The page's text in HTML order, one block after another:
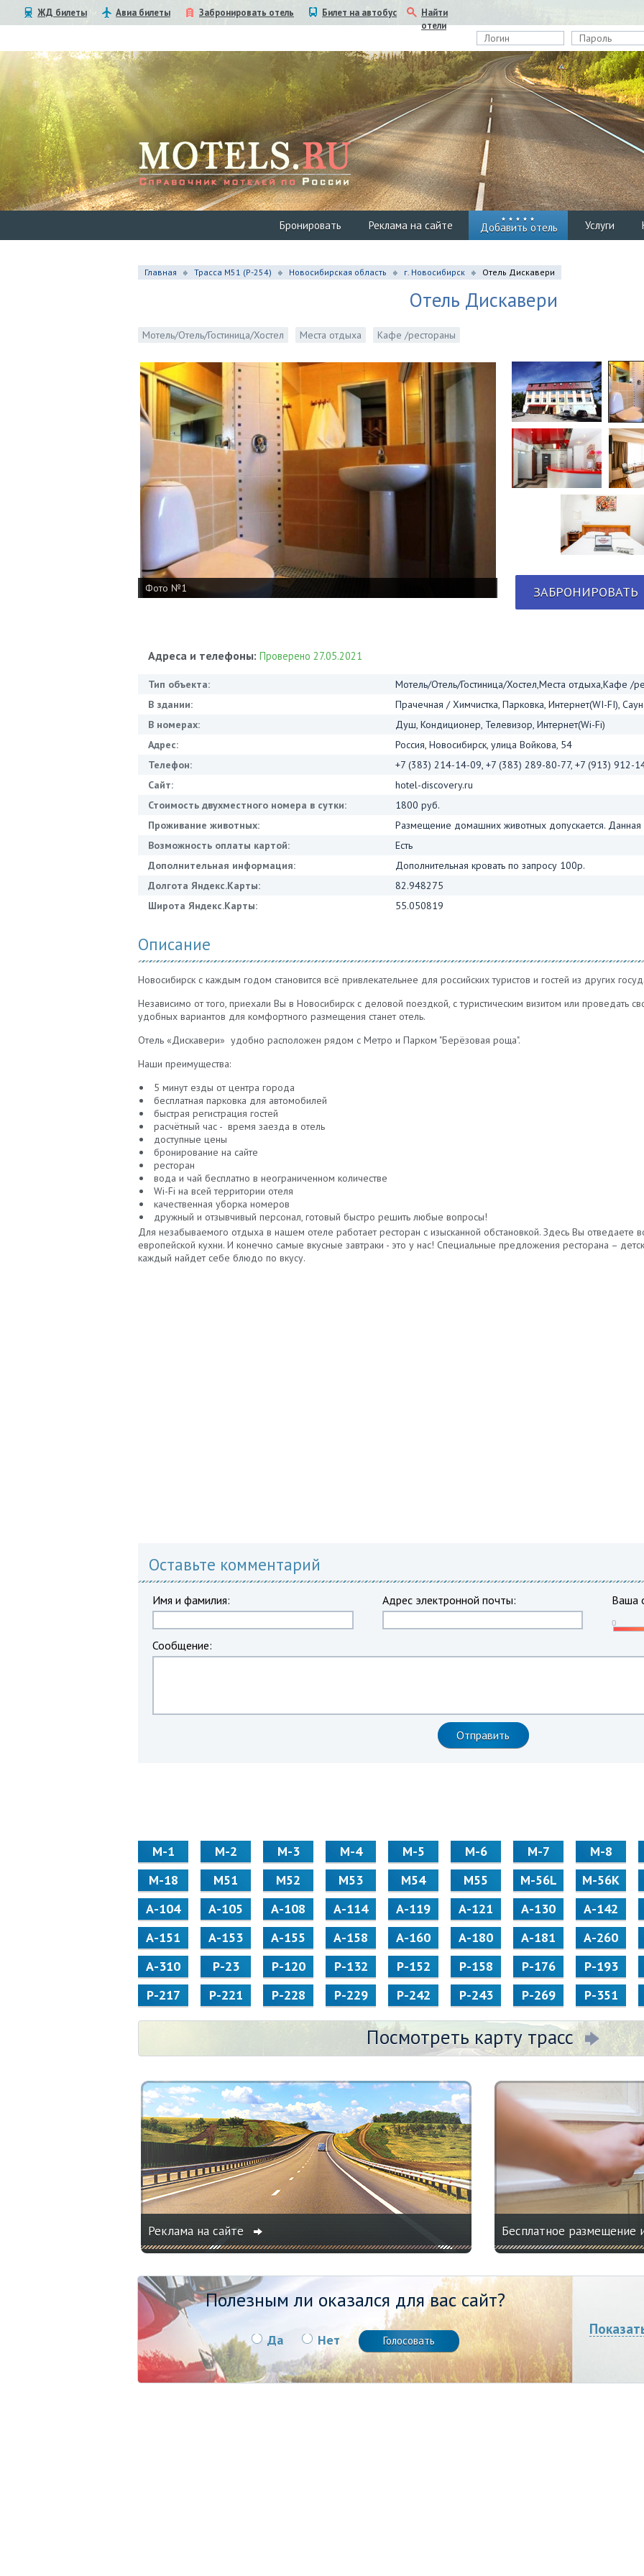
ЖД билеты Авиа билеты Забронировать отель Билет на автобус
Найти
отели
Бронировать Реклама на сайте Добавить отель Услуги
Главная Трасса М51 (P-254) Новосибирская область г. Новосибирск Отель Дискавери
Отель Дискавери
Мотель/Отель/Гостиница/Хостел Места отдыха Кафе /рестораны
Фото №1 ЗАБРОНИРОВАТЬ
Адреса и телефоны: Проверено 27.05.2021
Тип объекта:
Мотель/Отель/Гостиница/Хостел,Места отдыха,Кафе /
В здании:
Прачечная / Химчистка, Парковка, Интернет(WI-FI),
В номерах:
Душ, Кондиционер, Телевизор, Интернет(Wi-Fi)
Адрес:
Россия, Новосибирск, улица Войкова, 54
Телефон:
+7 (383) 214-14-09, +7 (383) 289-80-77, +7 (913) 912-
Сайт:
hotel-discovery.ru
Стоимость двухместного номера в сутки:
1800 руб.
Проживание животных:
Размещение домашних животных допускается. Данная
Возможность оплаты картой:
Есть
Дополнительная информация:
Дополнительная кровать по запросу 100р.
Долгота Яндекс.Карты:
82.948275
Широта Яндекс.Карты:
55.050819
Описание
Новосибирск с каждым годом становится всё привлекательнее для российских туристов и гостей из других
Независимо от того, приехали Вы в Новосибирск с деловой поездкой, с туристическим визитом или проведать
удобных вариантов для комфортного размещения станет отель.
Отель «Дискавери» удобно расположен рядом с Метро и Парком "Берёзовая роща".
Наши преимущества:
5 минут езды от центра города
бесплатная парковка для автомобилей
быстрая регистрация гостей
расчётный час - время заезда в отель
доступные цены
бронирование на сайте
ресторан
вода и чай бесплатно в неограниченном количестве
Wi-Fi на всей территории отеля
качественная уборка номеров
дружный и отзывчивый персонал, готовый быстро решить любые вопросы!
Для незабываемого отдыха в нашем отеле работает ресторан с изысканной обстановкой. Здесь Вы отведаете
европейской кухни. И конечно самые вкусные завтраки - это у нас! Специальные предложения ресторана –
каждый найдет себе блюдо по вкусу.
Оставьте комментарий
Имя и фамилия: Адрес электронной почты: Ваша
Сообщение:
М-1 М-2 М-3 М-4 М-5 М-6 М-7 М-8
М-18
М51 М52 М53 М54 М55 M-56L M-56K
А-104
А-105 А-108 А-114 А-119 А-121 А-130 А-142
А-151
А-153 А-155 А-158 А-160 А-180 А-181 А-260
А-310
Р-23 Р-120 Р-132 Р-152 Р-158 Р-176 Р-193
Р-217
Р-221 Р-228 Р-229 Р-242 Р-243 Р-269 Р-351
Посмотреть карту трасс
Реклама на сайте Бесплатное
Полезным ли оказался для вас сайт?
Да Нет